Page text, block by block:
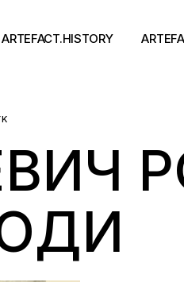
ARTEFACT.HISTORY
Античний двіж
Ранній модерн
Новітні історії